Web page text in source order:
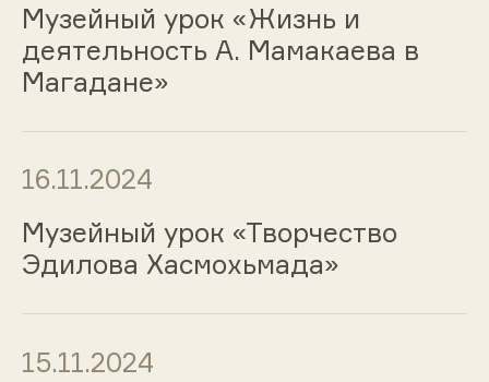
Музейный урок «Жизнь и
деятельность А. Мамакаева в
Магадане»
16.11.2024
Музейный урок «Творчество
Эдилова Хасмохьмада»
15.11.2024